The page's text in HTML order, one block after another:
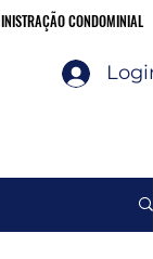
CONDOMINIAL
CONDOMINIAL
Login